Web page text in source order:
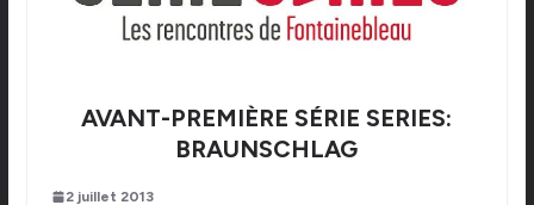
AVANT-PREMIÈRE SÉRIE SERIES:
BRAUNSCHLAG
2 juillet 2013